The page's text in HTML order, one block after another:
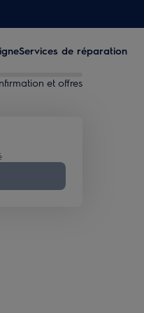
Services de réparation
et offres